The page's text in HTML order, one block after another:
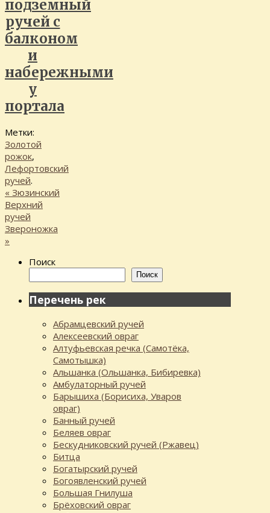
подземный
ручей с
балконом
и
набережными
у
портала
Метки:
Золотой
рожок,
Лефортовский
ручей.
« Зюзинский
Верхний
ручей
Звероножка
»
Поиск
Поиск
Перечень рек
Абрамцевский ручей
Алексеевский овраг
Алтуфьевская речка (Самотёка,
Самотышка)
Альшанка (Ольшанка, Бибиревка)
Амбулаторный ручей
Барышиха (Борисиха, Уваров
овраг)
Банный ручей
Беляев овраг
Бескудниковский ручей (Ржавец)
Битца
Богатырский ручей
Богоявленский ручей
Большая Гнилуша
Брёховский овраг